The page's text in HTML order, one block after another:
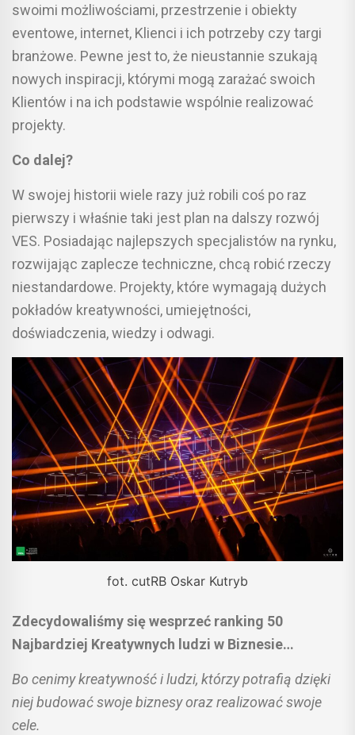
swoimi możliwościami, przestrzenie i obiekty
eventowe, internet, Klienci i ich potrzeby czy targi
branżowe. Pewne jest to, że nieustannie szukają
nowych inspiracji, którymi mogą zarażać swoich
Klientów i na ich podstawie wspólnie realizować
projekty.
Co dalej?
W swojej historii wiele razy już robili coś po raz
pierwszy i właśnie taki jest plan na dalszy rozwój
VES. Posiadając najlepszych specjalistów na rynku,
rozwijając zaplecze techniczne, chcą robić rzeczy
niestandardowe. Projekty, które wymagają dużych
pokładów kreatywności, umiejętności,
doświadczenia, wiedzy i odwagi.
fot. cutRB Oskar Kutryb
Zdecydowaliśmy się wesprzeć ranking 50
Najbardziej Kreatywnych ludzi w Biznesie…
Bo cenimy kreatywność i ludzi, którzy potrafią dzięki
niej budować swoje biznesy oraz realizować swoje
cele.